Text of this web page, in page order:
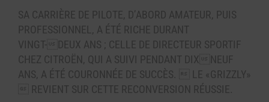
SA CARRIÈRE DE PILOTE, D’ABORD AMATEUR, PUIS
PROFESSIONNEL, A ÉTÉ RICHE DURANT
VINGT-DEUX ANS ; CELLE DE DIRECTEUR SPORTIF
CHEZ CITROËN, QUI A SUIVI PENDANT DIXNEUF
ANS, A ÉTÉ COURONNÉE DE SUCCÈS.  LE «GRIZZLY»
REVIENT SUR CETTE RECONVERSION RÉUSSIE.